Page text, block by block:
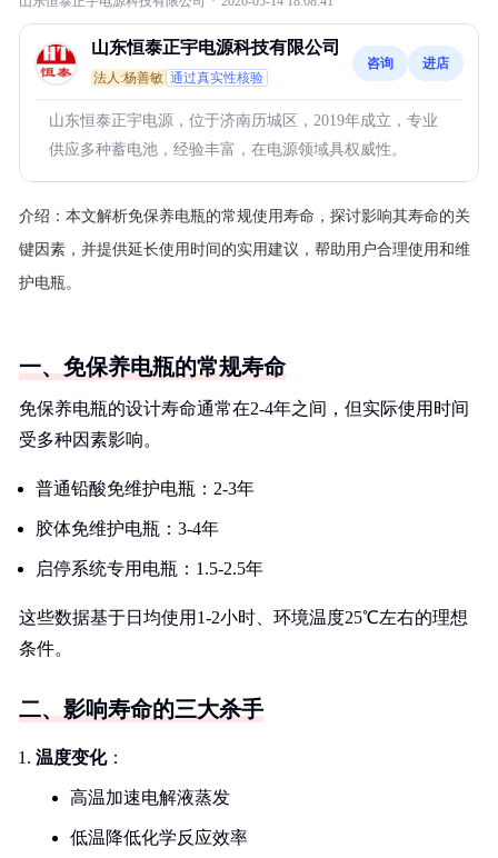
山东恒泰正宇电源科技有限公司
法人:杨善敏 通过真实性核验
咨询 进店
山东恒泰正宇电源，位于济南历城区，2019年成立，专业
供应多种蓄电池，经验丰富，在电源领域具权威性。
介绍： 本文解析免保养电瓶的常规使用寿命，探讨影响其寿命的关
键因素，并提供延长使用时间的实用建议，帮助用户合理使用和维
护电瓶。
一、免保养电瓶的常规寿命
免保养电瓶的设计寿命通常在2-4年之间，但实际使用时间
受多种因素影响。
普通铅酸免维护电瓶：2-3年
胶体免维护电瓶：3-4年
启停系统专用电瓶：1.5-2.5年
这些数据基于日均使用1-2小时、环境温度25℃左右的理想
条件。
二、影响寿命的三大杀手
温度变化：
高温加速电解液蒸发
低温降低化学反应效率